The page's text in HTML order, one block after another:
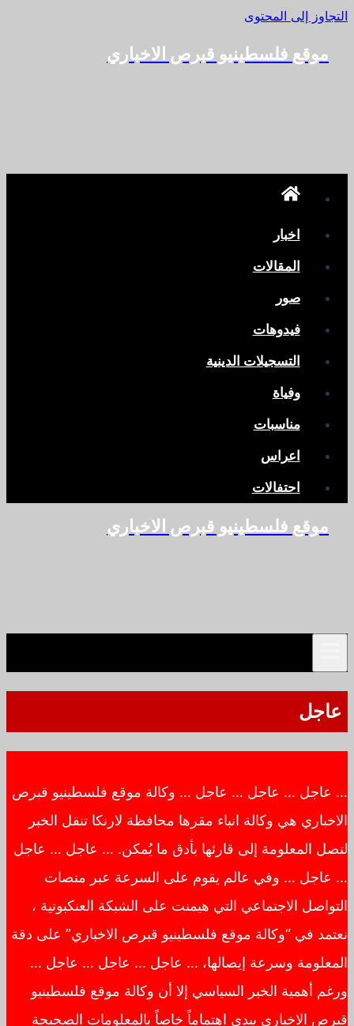
التجاوز إلى المحتوى
موقع فلسطينيو قبرص الاخباري
اخبار
المقالات
صور
فيدوهات
التسجيلات الدينية
وفياة
مناسبات
اعراس
احتفالات
موقع فلسطينيو قبرص الاخباري
عاجل
… عاجل … عاجل … عاجل … وكالة موقع فلسطينيو قبرص
الاخباري هي وكالة انباء مقرها محافظة لارنكا تنقل الخبر
لتصل المعلومة إلى قارئها بأدق ما يُمكن. … عاجل … عاجل
… عاجل … وفي عالم يقوم على السرعة عبر منصات
التواصل الاجتماعي التي هيمنت على الشبكة العنكبوتية ،
نعتمد في “وكالة موقع فلسطينيو قبرص الاخباري” على دقة
المعلومة وسرعة إيصالها، … عاجل … عاجل … عاجل …
ورغم أهمية الخبر السياسي إلا أن وكالة موقع فلسطينيو
قبرص الاخباري يبدي اهتماماً خاصاً بالمعلومات الصحيحة